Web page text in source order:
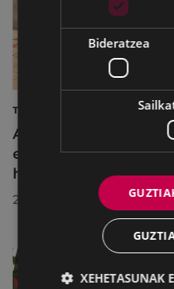
TURISMOA
Azahara Dominguez
eraldaketa turistikoa
herrira egin duen
2026/07/30
Bideratzea
XEHETASUNAK